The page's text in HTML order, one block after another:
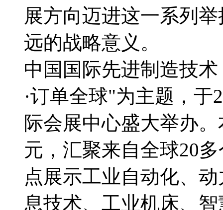
展方向迈进这一系列
远的战略意义。
中国国际先进制造技
·订单全球"为主题，于
际会展中心盛大举办
元，汇聚来自全球20
点展示工业自动化、
息技术、工业机床、